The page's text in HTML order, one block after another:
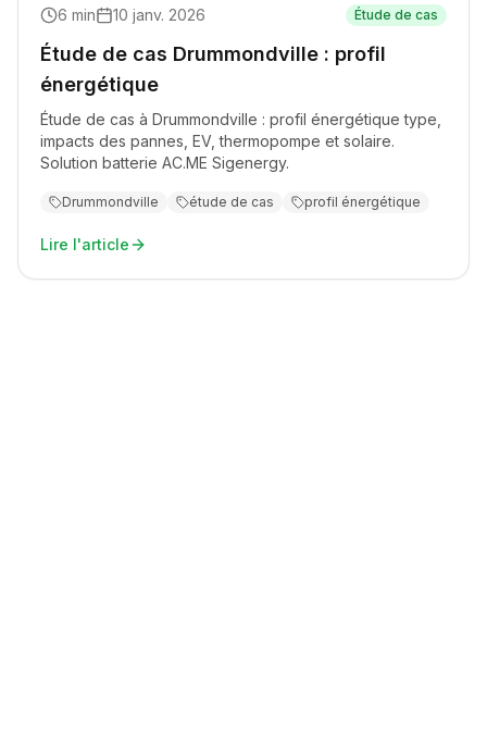
6 min 10 janv. 2026 Étude de cas
Étude de cas Drummondville : profil
énergétique
Étude de cas à Drummondville : profil énergétique type,
impacts des pannes, EV, thermopompe et solaire.
Solution batterie AC.ME Sigenergy.
Drummondville étude de cas profil énergétique
Lire l'article